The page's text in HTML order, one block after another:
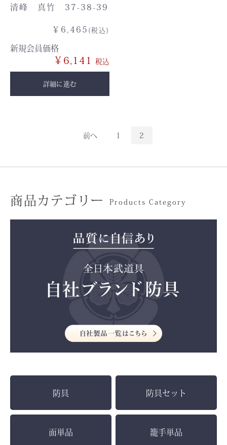
清峰 真竹 37-38-39
￥6,465 (税込)
新規会員価格
￥6,141
詳細に進む
前へ 1 2
商品カテゴリー Products Category
防具 防具セット
面単品 籠手単品